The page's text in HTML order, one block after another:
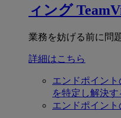
ィング
業務を妨げる前に問
詳細はこちら
エンドポイン
を特定し解決す
エンドポイン